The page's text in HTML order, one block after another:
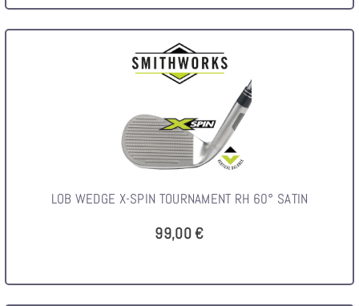
LOB WEDGE X-SPIN TOURNAMENT RH 60° SATIN
99,00 €